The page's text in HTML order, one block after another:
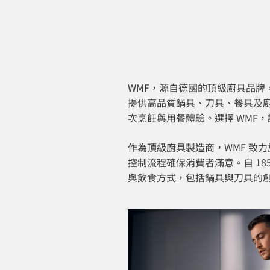
WMF，源自德國的頂級廚具品
提供高品質鍋具、刀具、餐具及
次烹飪與用餐體驗。選擇 WMF
作為頂級廚具製造商，WMF 致
控制流程確保消費者滿意。自
與飲食方式，包括鍋具與刀具的